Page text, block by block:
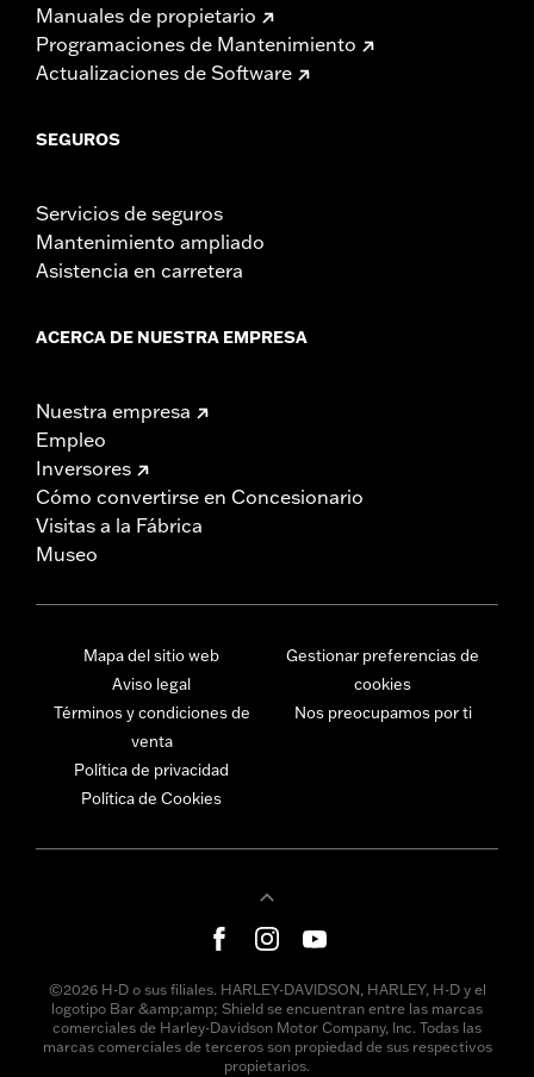
Manuales de propietario
Programaciones de Mantenimiento
Actualizaciones de Software
SEGUROS
Servicios de seguros
Mantenimiento ampliado
Asistencia en carretera
ACERCA DE NUESTRA EMPRESA
Nuestra empresa
Empleo
Inversores
Cómo convertirse en Concesionario
Visitas a la Fábrica
Museo
Mapa del sitio web
Aviso legal
Términos y condiciones de
venta
Política de privacidad
Política de Cookies
Gestionar preferencias de
cookies
Nos preocupamos por ti
©2026 H-D o sus filiales. HARLEY-DAVIDSON, HARLEY, H-D y el
logotipo Bar &amp;amp; Shield se encuentran entre las marcas
comerciales de Harley-Davidson Motor Company, Inc. Todas las
marcas comerciales de terceros son propiedad de sus respectivos
propietarios.